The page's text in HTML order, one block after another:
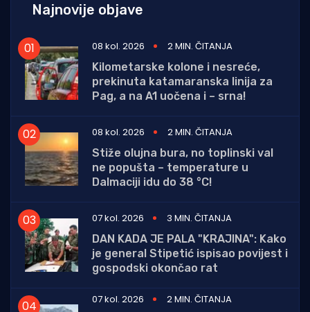
Najnovije objave
08 kol. 2026
2 MIN. ČITANJA
Kilometarske kolone i nesreće,
prekinuta katamaranska linija za
Pag, a na A1 uočena i – srna!
08 kol. 2026
2 MIN. ČITANJA
Stiže olujna bura, no toplinski val
ne popušta – temperature u
Dalmaciji idu do 38 °C!
07 kol. 2026
3 MIN. ČITANJA
DAN KADA JE PALA "KRAJINA": Kako
je general Stipetić ispisao povijest i
gospodski okončao rat
07 kol. 2026
2 MIN. ČITANJA